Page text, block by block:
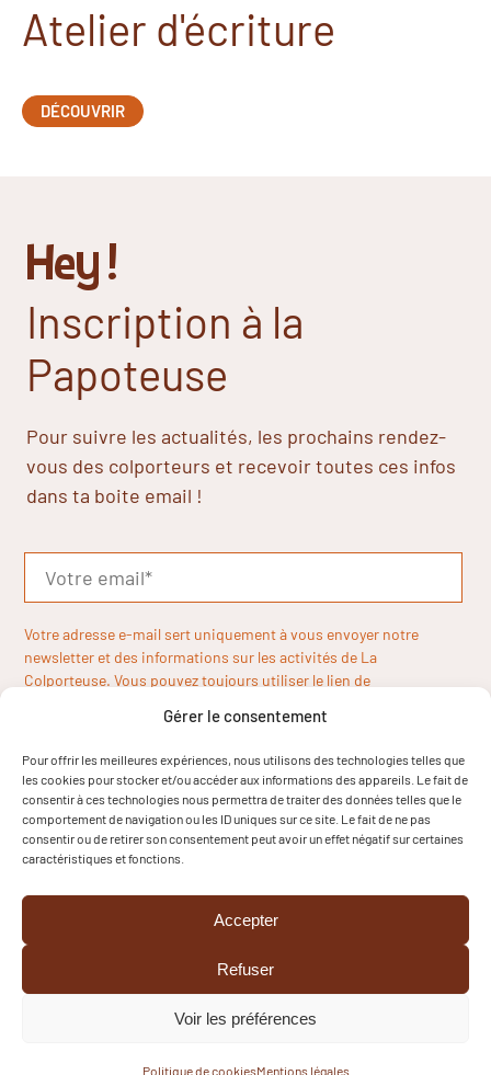
Gérer le consentement
Pour offrir les meilleures expériences, nous utilisons des technologies telles que
les cookies pour stocker et/ou accéder aux informations des appareils. Le fait de
consentir à ces technologies nous permettra de traiter des données telles que le
comportement de navigation ou les ID uniques sur ce site. Le fait de ne pas
consentir ou de retirer son consentement peut avoir un effet négatif sur certaines
caractéristiques et fonctions.
Accepter
Refuser
Voir les préférences
Politique de cookiesMentions légales
Atelier d'écriture
DÉCOUVRIR
Hey !
Inscription à la
Papoteuse
Pour suivre les actualités, les prochains rendez-
vous des colporteurs et recevoir toutes ces infos
dans ta boite email !
Votre adresse e-mail sert uniquement à vous envoyer notre
newsletter et des informations sur les activités de La
Colporteuse. Vous pouvez toujours utiliser le lien de